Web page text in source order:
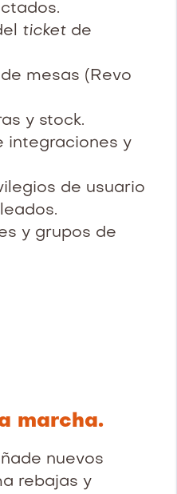
ticket de
mesas (Revo
y stock.
integraciones y
de usuario
y grupos de
marcha.
nuevos
rebajas y